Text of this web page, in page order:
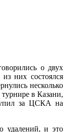
о двух
них состоялся
несколько
в Казани,
за ЦСКА на
удалений, и это